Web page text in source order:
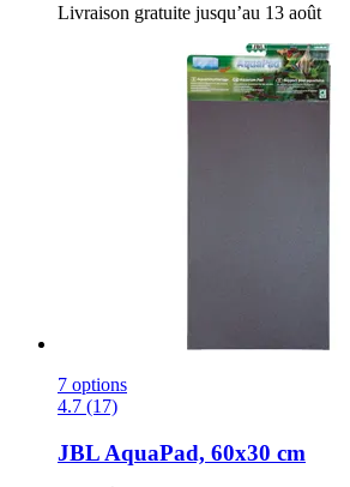
Livraison gratuite jusqu’au 13 août
7 options
4.7 (17)
JBL AquaPad, 60x30 cm